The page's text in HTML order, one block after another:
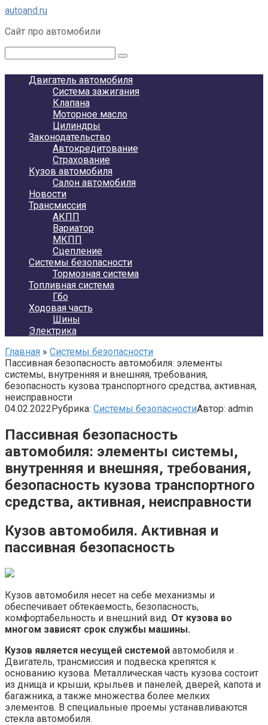
Перейти
контенту
autoand.ru
Сайт про автомобили
Двигатель автомобиля
Система зажигания
Клапана
Моторное масло
Цилиндры
Законодательство
Автокредитование
Страхование
Кузов автомобиля
Салон автомобиля
Новости
Трансмиссия
АКПП
Вариатор
МКПП
Сцепление
Системы безопасности
Тормозная система
Топливная система
Гбо
Ходовая часть
Шины
Электрика
Главная » Системы безопасности
Пассивная безопасность автомобиля: элементы
системы, внутренняя и внешняя, требования,
безопасность кузова транспортного средства, активная,
неисправности
04.02.2022Рубрика: Системы безопасностиАвтор: admin
Пассивная безопасность
автомобиля: элементы системы,
внутренняя и внешняя, требования,
безопасность кузова транспортного
средства, активная, неисправности
Кузов автомобиля. Активная и
пассивная безопасность
Кузов автомобиля несет на себе механизмы и
обеспечивает обтекаемость, безопасность,
комфортабельность и внешний вид. От кузова во
многом зависят срок службы машины.
Кузов является несущей системой автомобиля и .
Двигатель, трансмиссия и подвеска крепятся к
основанию кузова. Металлическая часть кузова состоит
из днища и крыши, крыльев и панелей, дверей, капота и
багажника, а также множества более мелких
элементов. В специальные проемы устанавливаются
стекла автомобиля.